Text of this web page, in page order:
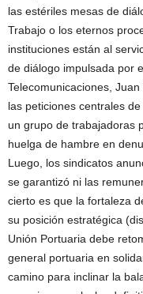
las estériles mesas de
Trabajo o los eternos
instituciones están al
de diálogo impulsada por
Telecomunicaciones,
las peticiones centrales de
un grupo de trabajadoras
huelga de hambre en
Luego, los sindicatos
se garantizó ni las
cierto es que la fortaleza
su posición estratégica
Unión Portuaria debe
general portuaria en
camino para inclinar la